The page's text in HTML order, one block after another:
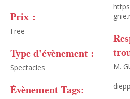
Prix :
Free
Type d'évènement :
Spectacles
Évènement Tags:
M.